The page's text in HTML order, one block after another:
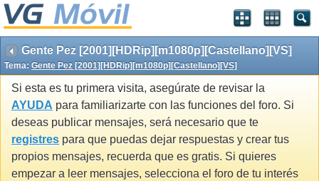
Gente Pez [2001][HDRip][m1080p][Castellano][VS]
Tema: Gente Pez [2001][HDRip][m1080p][Castellano][VS]
Si esta es tu primera visita, asegúrate de revisar la
AYUDA para familiarizarte con las funciones del foro. Si
deseas publicar mensajes, será necesario que te
registres para que puedas dejar respuestas y crear tus
propios mensajes, recuerda que es gratis. Si quieres
empezar a leer mensajes, selecciona el foro de tu interés